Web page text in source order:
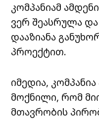
კომპანიამ
ვერ შეასრულა
დააზიანა
პროექტით.
იმედია,
მოქნილი, რომ
მთავრობის